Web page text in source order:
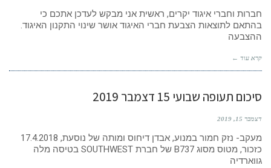
חברות וחברי איגוד יקרים, ראשית אני מבקש לעדכן אתכם כי
בהתאם לתוצאות הצבעת חברי האיגוד אושר שינוי התקנון האיגוד.
ההצבעה
קרא עוד ←
סיכום תעופה שבועי 15 דצמבר 2019
דצמבר 15, 2019
מעקב- נזק חמור במנוע, אבדן דיחוס ומותה של נוסעת, 17.4.2018
כזכור, מטוס מסוג B737 של חברת SOUTHWEST בטיסה מלה
גווארדיה